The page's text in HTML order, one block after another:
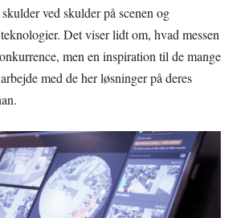
ved skulder på scenen og
Det viser lidt om, hvad messen
men en inspiration til de mange
med de her løsninger på deres